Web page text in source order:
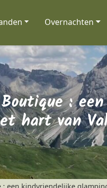
Overnachten
:
hart van